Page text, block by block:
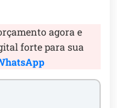
agora e
forte para sua